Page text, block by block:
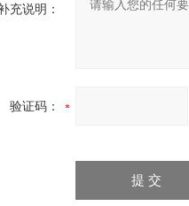
充说明：
验证码：